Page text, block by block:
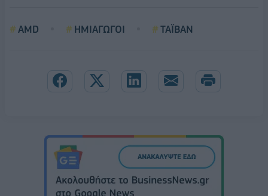
AMD ΗΜΙΑΓΩΓΟΙ ΤΑΪΒΑΝ